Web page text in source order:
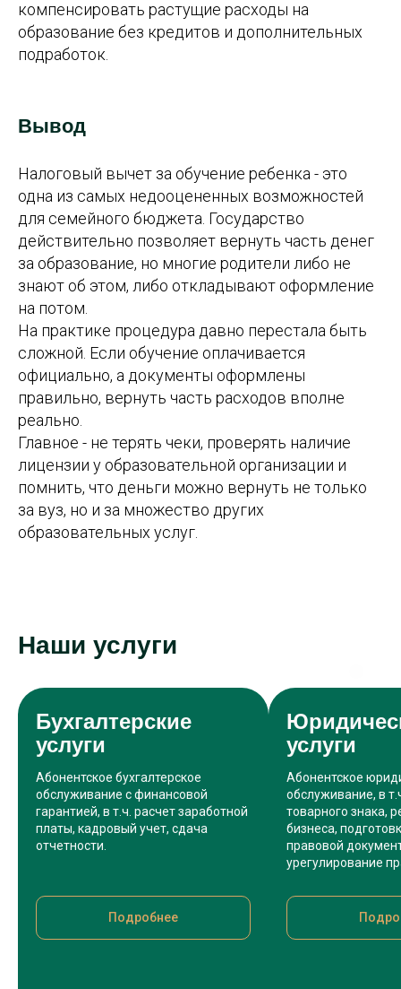
компенсировать растущие расходы на
образование без кредитов и дополнительных
подработок.
Вывод
Налоговый вычет за обучение ребенка - это
одна из самых недооцененных возможностей
для семейного бюджета. Государство
действительно позволяет вернуть часть денег
за образование, но многие родители либо не
знают об этом, либо откладывают оформление
на потом.
На практике процедура давно перестала быть
сложной. Если обучение оплачивается
официально, а документы оформлены
правильно, вернуть часть расходов вполне
реально.
Главное - не терять чеки, проверять наличие
лицензии у образовательной организации и
помнить, что деньги можно вернуть не только
за вуз, но и за множество других
образовательных услуг.
Наши услуги
Бухгалтерские
услуги
Абонентское бухгалтерское
обслуживание с финансовой
гарантией, в т.ч. расчет заработной
платы, кадровый учет, сдача
отчетности.
Подробнее
услуги
Абонентское
обслуживание, в
товарного знака,
бизнеса,
правовой
урегулирование